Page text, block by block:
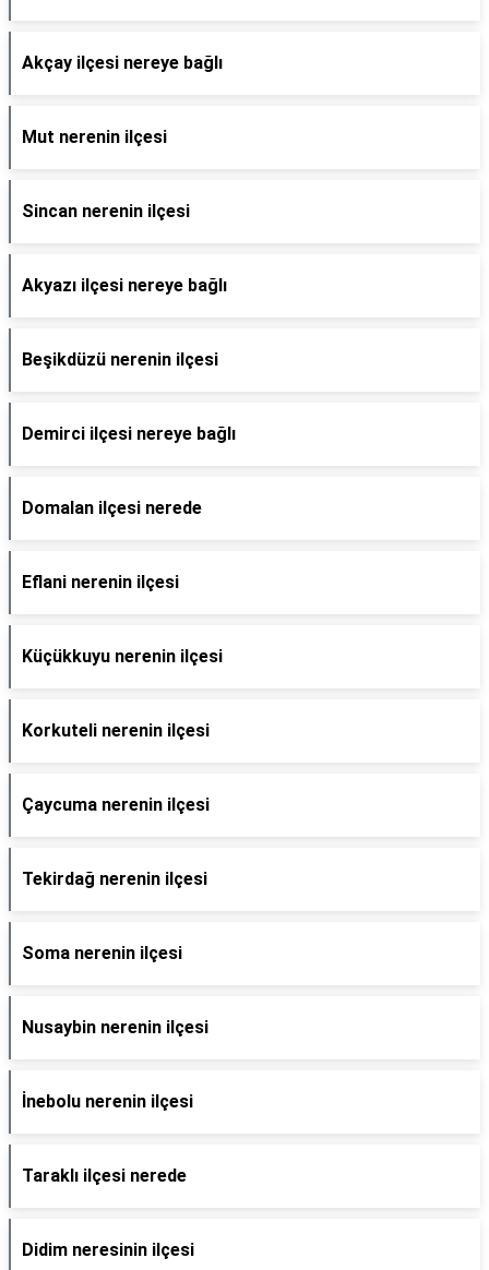
Akçay ilçesi nereye bağlı
Mut nerenin ilçesi
Sincan nerenin ilçesi
Akyazı ilçesi nereye bağlı
Beşikdüzü nerenin ilçesi
Demirci ilçesi nereye bağlı
Domalan ilçesi nerede
Eflani nerenin ilçesi
Küçükkuyu nerenin ilçesi
Korkuteli nerenin ilçesi
Çaycuma nerenin ilçesi
Tekirdağ nerenin ilçesi
Soma nerenin ilçesi
Nusaybin nerenin ilçesi
İnebolu nerenin ilçesi
Taraklı ilçesi nerede
Didim neresinin ilçesi